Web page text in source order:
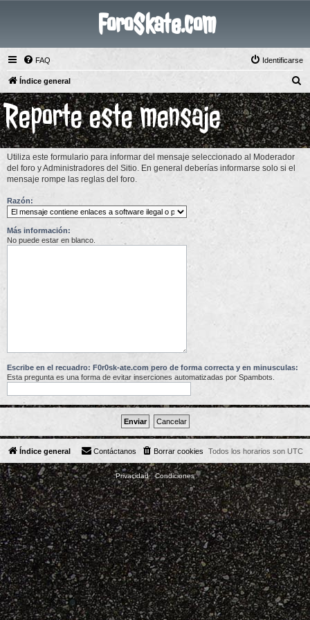
ForoSkate.com
FAQ Identificarse
Índice general
u
s
c
a
Reporte este mensaje
Utiliza este formulario para informar del mensaje seleccionado al Moderador
del foro y Administradores del Sitio. En general deberías informarse solo si el
mensaje rompe las reglas del foro.
Razón:
Más información:
No puede estar en blanco.
Escribe en el recuadro: F0r0sk-ate.com pero de forma correcta y en minusculas:
Esta pregunta es una forma de evitar inserciones automatizadas por Spambots.
Índice general Todos los horarios son UTC
Borrar cookies
Contáctanos
Privacidad|Condiciones